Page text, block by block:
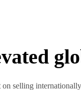
on selling